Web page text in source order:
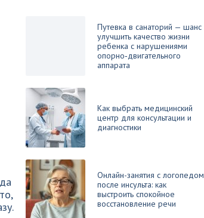
Путевка в санаторий — шанс
улучшить качество жизни
ребенка с нарушениями
опорно‑двигательного
аппарата
Как выбрать медицинский
центр для консультации и
диагностики
Онлайн-занятия с логопедом
после инсульта: как
выстроить спокойное
восстановление речи